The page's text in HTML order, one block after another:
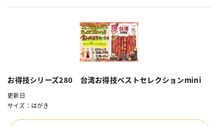
お得技シリーズ280 台湾お得技ベストセレクションmini
更新日
サイズ：はがき